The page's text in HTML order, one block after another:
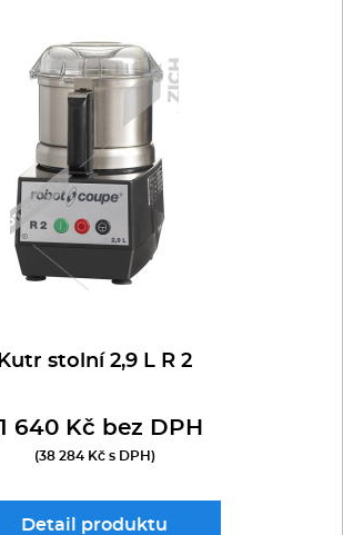
Kutr stolní 2,9 L R 2
640 Kč bez DPH
(38 284 Kč s DPH)
Detail produktu